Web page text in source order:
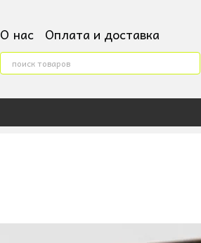
О нас Оплата и доставка
Контактная информация
Условия повернення та оплати
Пользовательское соглашение